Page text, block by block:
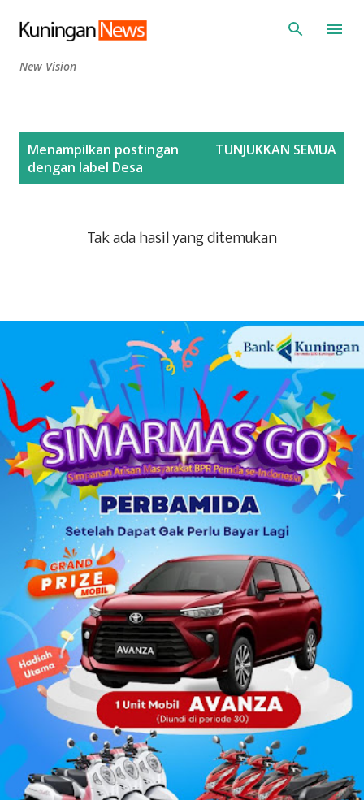
Langsung ke konten utama
New Vision
n
Menampilkan postingan
dengan label Desa
TUNJUKKAN SEMUA
Tak ada hasil yang ditemukan